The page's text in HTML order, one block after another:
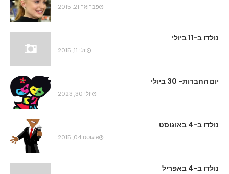
פברואר 21, 2015
נולדו ב-11 ביולי
יולי 11, 2015
יום החברות- 30 ביולי
יולי 30, 2023
נולדו ב-4 באוגוסט
אוגוסט 04, 2015
נולדו ב-4 באפריל